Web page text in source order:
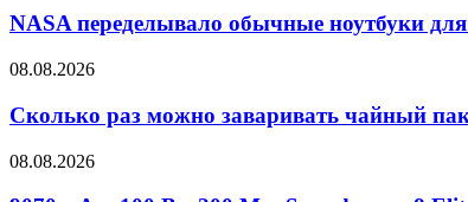
NASA переделывало обычные ноутбуки
08.08.2026
Сколько раз можно заваривать чайный
08.08.2026